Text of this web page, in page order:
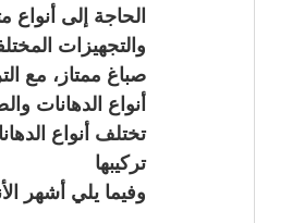
الحاجة إلى
والتجهيزات
صباغ ممتاز، مع
أنواع الدهانات
تختلف أنواع
تركيبها
وفيما يلي أشهر